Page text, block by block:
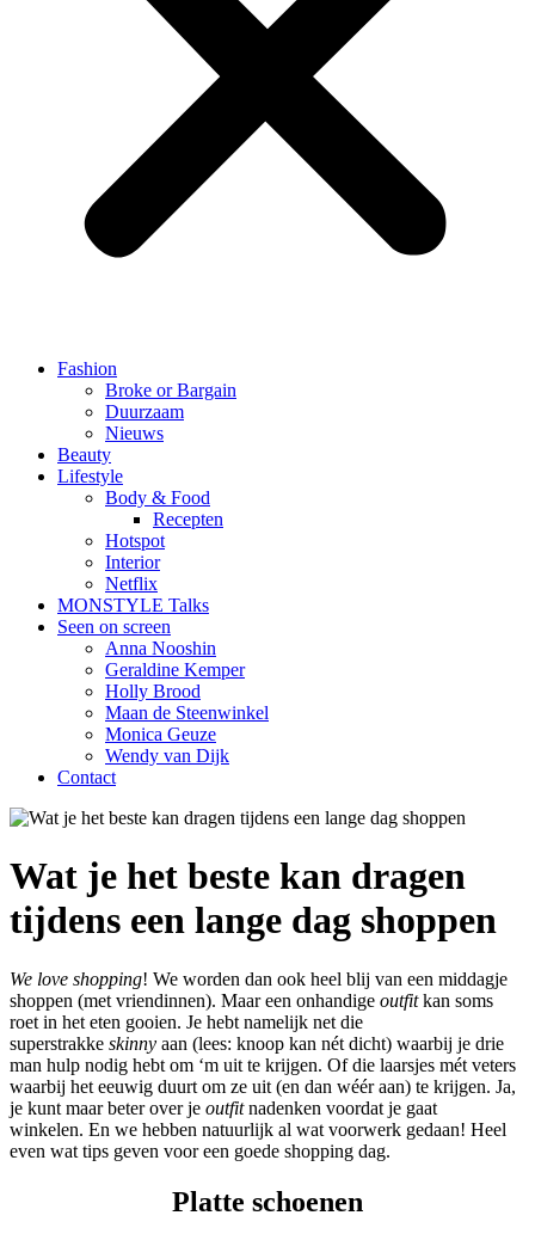
Fashion
Broke or Bargain
Duurzaam
Nieuws
Beauty
Lifestyle
Body & Food
Recepten
Hotspot
Interior
Netflix
MONSTYLE Talks
Seen on screen
Anna Nooshin
Geraldine Kemper
Holly Brood
Maan de Steenwinkel
Monica Geuze
Wendy van Dijk
Contact
Wat je het beste kan dragen
tijdens een lange dag shoppen
We love shopping! We worden dan ook heel blij van een middagje
shoppen (met vriendinnen). Maar een onhandige outfitkan soms
roet in het eten gooien. Je hebt namelijk net die
superstrakke skinny aan (lees: knoop kan nét dicht) waarbij je drie
man hulp nodig hebt om ‘m uit te krijgen. Of die laarsjes mét veters
waarbij het eeuwig duurt om ze uit (en dan wéér aan) te krijgen. Ja,
je kunt maar beter over je outfitnadenken voordat je gaat
winkelen. En we hebben natuurlijk al wat voorwerk gedaan! Heel
even wat tips geven voor een goede shopping dag.
Platte schoenen